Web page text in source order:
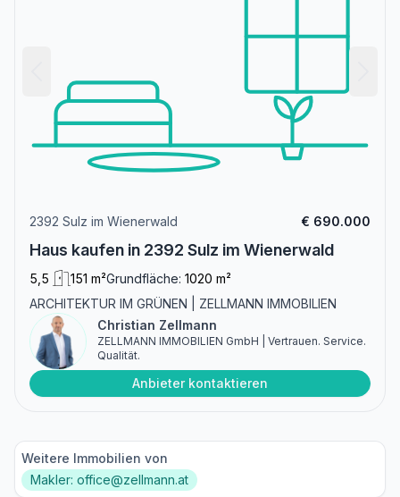
2392 Sulz im Wienerwald € 690.000
Haus kaufen in 2392 Sulz im Wienerwald
5,5 151 m²Grundfläche: 1020 m²
ARCHITEKTUR IM GRÜNEN | ZELLMANN IMMOBILIEN
Christian Zellmann
ZELLMANN IMMOBILIEN GmbH | Vertrauen. Service.
Qualität.
Anbieter kontaktieren
Weitere Immobilien von
Makler: office@zellmann.at